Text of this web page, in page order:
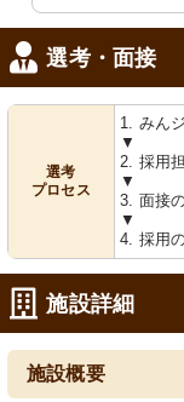
選考・面接
選考
プロセス
1. みん
▼
2. 採用
▼
3. 面接
▼
4. 採用
施設詳細
施設概要